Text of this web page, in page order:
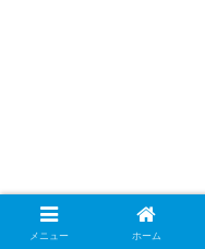
メニュー ホーム